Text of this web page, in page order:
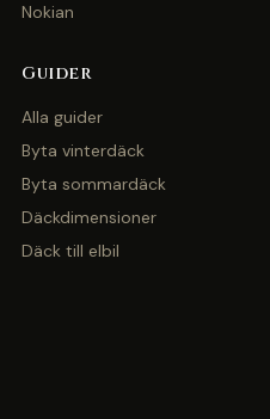
Nokian
Guider
Alla guider
Byta vinterdäck
Byta sommardäck
Däckdimensioner
Däck till elbil